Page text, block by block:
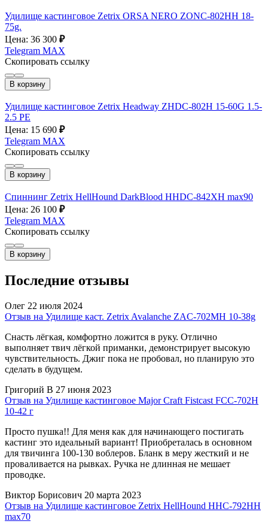
Удилище кастинговое Zetrix ORSA NERO ZONС-802HH 18-
75g.
Цена: 36 300 ₽
Telegram MAX
Скопировать ссылку
В корзину
Удилище кастинговое Zetrix Headway ZHDC-802H 15-60G 1.5-
2.5 PE
Цена: 15 690 ₽
Telegram MAX
Скопировать ссылку
В корзину
Спиннинг Zetrix HellHound DarkBlood HHDC-842ХH max90
Цена: 26 100 ₽
Telegram MAX
Скопировать ссылку
В корзину
Последние отзывы
Олег 22 июля 2024
Отзыв на Удилище каст. Zetrix Avalanche ZAC-702MH 10-38g
Снасть лёгкая, комфортно ложится в руку. Отлично
выполняет твич лёгкой приманки, демонстрирует высокую
чувствительность. Джиг пока не пробовал, но планирую это
сделать в будущем.
Григорий В 27 июня 2023
Отзыв на Удилище кастинговое Major Craft Fistcast FCC-702H
10-42 г
Просто пушка!! Для меня как для начинающего постигать
кастинг это идеальный вариант! Приобреталась в основном
для твичинга 100-130 воблеров. Бланк в меру жесткий и не
проваливается на рывках. Ручка не длинная не мешает
проводке.
Виктор Борисович 20 марта 2023
Отзыв на Удилище кастинговое Zetrix HellHound HHС-792HH
max70